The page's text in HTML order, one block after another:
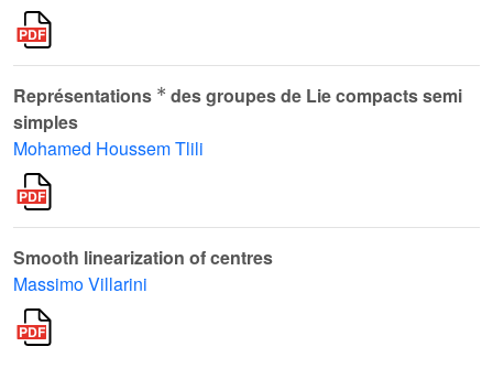
Représentations
*
des groupes de Lie compacts semi
simples
Mohamed Houssem Tlili
Smooth linearization of centres
Massimo Villarini